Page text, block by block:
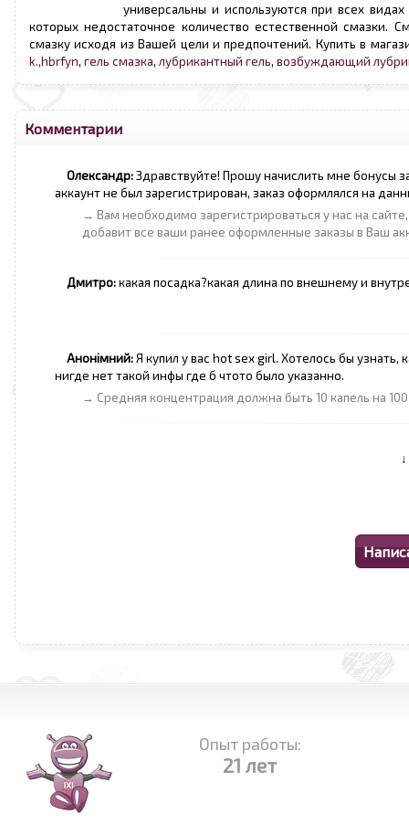
универсальны и используются при всех
которых недостаточное количество естественной смазки.
смазку исходя из Вашей цели и предпочтений. Купить в
k.,hbrfyn, гель смазка, лубрикантный гель, возбуждающий
Комментарии
Олександр:Здравствуйте! Прошу начислить мне бонусы
аккаунт не был зарегистрирован, заказ оформлялся на
→ Вам необходимо зарегистрироваться у нас на
добавит все ваши ранее оформленные заказы в Ваш
Дмитро:какая посадка?какая длина по внешнему и
Анонімний:Я купил у вас hot sex girl. Хотелось бы
нигде нет такой инфы где б чтото было указанно.
→ Средняя концентрация должна быть 10 капель на
↓
Опыт работы:
21 лет